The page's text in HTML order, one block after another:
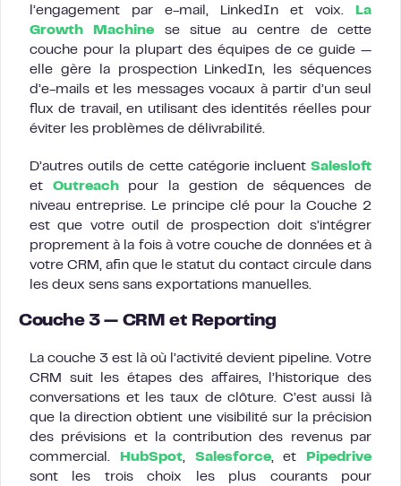
l’engagement par e-mail, LinkedIn et voix.
La
Growth Machine se situe au centre de cette
couche pour la plupart des équipes de ce guide —
elle gère la prospection LinkedIn, les séquences
d’e-mails et les messages vocaux à partir d’un seul
flux de travail, en utilisant des identités réelles pour
éviter les problèmes de délivrabilité.
D’autres outils de cette catégorie incluent Salesloft
et Outreachpour la gestion de séquences de
niveau entreprise. Le principe clé pour la Couche 2
est que votre outil de prospection doit s’intégrer
proprement à la fois à votre couche de données et à
votre CRM, afin que le statut du contact circule dans
les deux sens sans exportations manuelles.
Couche 3 — CRM et Reporting
La couche 3 est là où l’activité devient pipeline. Votre
CRM suit les étapes des affaires, l’historique des
conversations et les taux de clôture. C’est aussi là
que la direction obtient une visibilité sur la précision
des prévisions et la contribution des revenus par
commercial.
HubSpot, Salesforce, et
Pipedrive
sont les trois choix les plus courants pour